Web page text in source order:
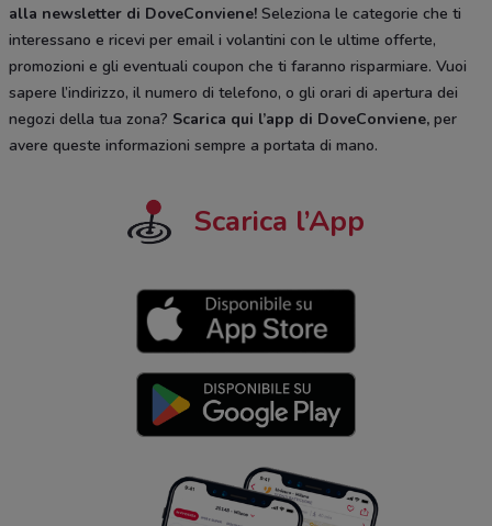
alla newsletter di DoveConviene! Seleziona le categorie che ti
interessano e ricevi per email i volantini con le ultime offerte,
promozioni e gli eventuali coupon che ti faranno risparmiare. Vuoi
sapere l’indirizzo, il numero di telefono, o gli orari di apertura dei
negozi della tua zona? Scarica qui l’app di DoveConviene, per
avere queste informazioni sempre a portata di mano.
Scarica l’App